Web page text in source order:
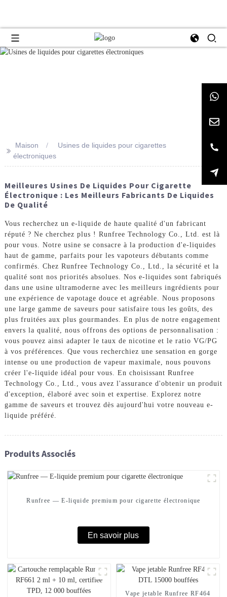
>>
Maison
Usines de liquides pour cigarettes
électroniques
Meilleures Usines De Liquides Pour Cigarette
Électronique : Les Meilleurs Fabricants De Liquides
De Qualité
Vous recherchez un e-liquide de haute qualité d'un fabricant
réputé ? Ne cherchez plus ! Runfree Technology Co., Ltd. est là
pour vous. Notre usine se consacre à la production d'e-liquides
haut de gamme, parfaits pour les vapoteurs débutants comme
confirmés. Chez Runfree Technology Co., Ltd., la sécurité et la
qualité sont nos priorités absolues. Nos e-liquides sont fabriqués
dans une usine ultramoderne avec les meilleurs ingrédients pour
une expérience de vapotage douce et agréable. Nous proposons
une large gamme de saveurs pour satisfaire tous les goûts, des
plus fruitées aux plus gourmandes. En plus de notre engagement
envers la qualité, nous offrons des options de personnalisation :
vous pouvez ainsi adapter le taux de nicotine et le ratio VG/PG
à vos préférences. Que vous recherchiez une sensation en gorge
intense ou une production de vapeur maximale, nous pouvons
créer l'e-liquide idéal pour vous. En choisissant Runfree
Technology Co., Ltd., vous avez l'assurance d'obtenir un produit
d'exception, élaboré avec soin et expertise. Explorez notre
gamme de saveurs et trouvez dès aujourd'hui votre nouveau e-
liquide préféré.
Produits Associés
Runfree — E-liquide premium pour cigarette électronique
En savoir plus
Vape jetable Runfree RF464